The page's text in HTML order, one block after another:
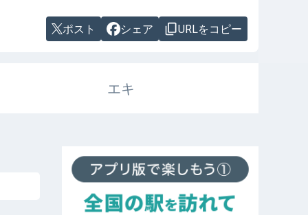
ポスト シェア URLをコピー
エキ